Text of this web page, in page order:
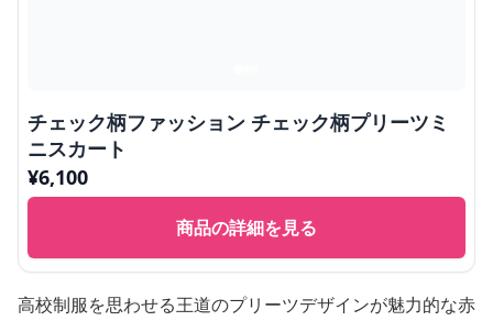
チェック柄ファッション チェック柄プリーツミ
ニスカート
¥6,100
商品の詳細を見る
高校制服を思わせる王道のプリーツデザインが魅力的な赤